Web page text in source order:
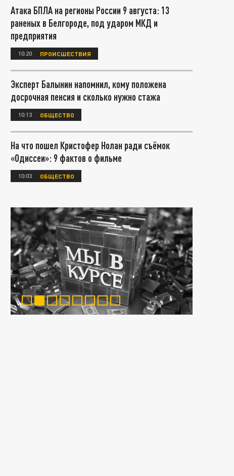
Атака БПЛА на регионы России 9 августа: 13
раненых в Белгороде, под ударом МКД и
предприятия
10:20 ПРОИСШЕСТВИЯ
Эксперт Балынин напомнил, кому положена
досрочная пенсия и сколько нужно стажа
10:13 ОБЩЕСТВО
На что пошел Кристофер Нолан ради съёмок
«Одиссеи»: 9 фактов о фильме
10:03 ОБЩЕСТВО